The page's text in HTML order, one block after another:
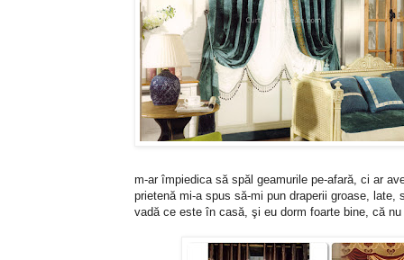
m-ar împiedica să spăl geamurile pe-afară, ci ar
prietenă mi-a spus să-mi pun draperii groase,
vadă ce este în casă, şi eu dorm foarte bine, că